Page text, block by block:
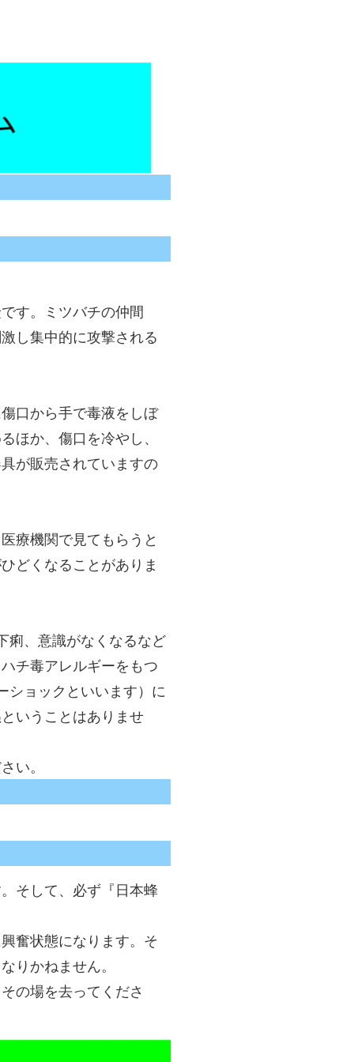
す。ミツバチの仲間
し集中的に攻撃される
口から手で毒液をしぼ
ほか、傷口を冷やし、
が販売されていますの
療機関で見てもらうと
どくなることがありま
痢、意識がなくなるなど
チ毒アレルギーをもつ
ショックといいます）に
いうことはありませ
い。
そして、必ず『日本蜂
奮状態になります。そ
りかねません。
の場を去ってくださ